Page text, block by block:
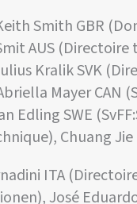
Smith GBR
AUS
Kralik SVK
Mayer CAN
Edling SWE
Chuang
ITA
José